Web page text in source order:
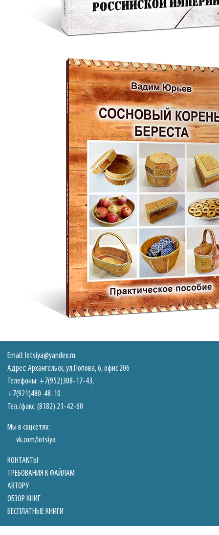
Email: lotsiya@yandex.ru
Адрес: Архангельск, ул.Попова, 6, офис 206
Телефоны: +7(952)308-17-43,
+7(921)480-48-10
Тел./факс: (8182) 21-42-60
Мы в соцсетях:
vk.com/lotsiya
КОНТАКТЫ
ТРЕБОВАНИЯ К ФАЙЛАМ
АВТОРУ
ОБЗОР КНИГ
БЕСПЛАТНЫЕ КНИГИ